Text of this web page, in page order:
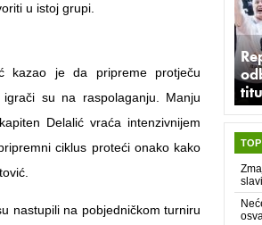
u istoj grupi.
kazao je da pripreme protječu
su na raspolaganju. Manju
Delalić vraća intenzivnijem
ciklus proteći onako kako
nastupili na pobjedničkom turniru